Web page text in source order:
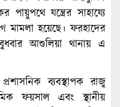
যন্ত্রের সাহায্যে
মামলা হয়েছে। ফরহাদের
আশুলিয়া থানায় এ
ব্যবস্থাপক রাজু
ফয়সাল এবং স্থানীয়